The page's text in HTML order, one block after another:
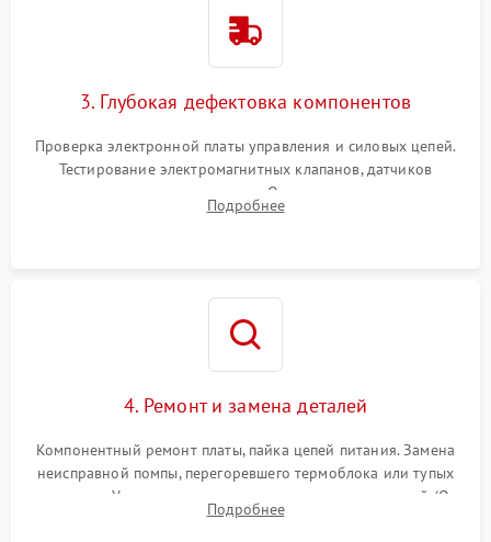
3. Глубокая дефектовка компонентов
Проверка электронной платы управления и силовых цепей.
Тестирование электромагнитных клапанов, датчиков
температуры и расходомера. Оценка степени износа
жерновов кофемолки, уплотнительных колец гидросистемы
Подробнее
4. Ремонт и замена деталей
Компонентный ремонт платы, пайка цепей питания. Замена
неисправной помпы, перегоревшего термоблока или тупых
жерновов. Установка новых силиконовых уплотнителей (O-
ring) и тефлоновых трубок для надежного устранения
Подробнее